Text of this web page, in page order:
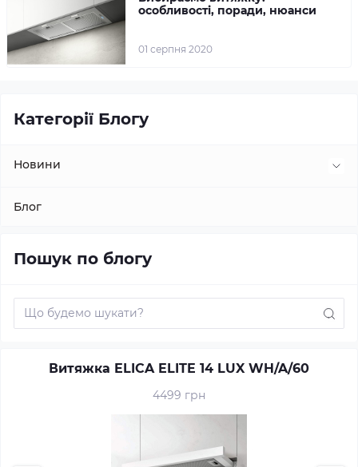
01 серпня 2020
особливості, поради, нюанси
Категорії Блогу
Новини
Підкатегорія
Блог
Пошук по блогу
Витяжка ELICA ELITE 14 LUX WH/A/60
4499 грн